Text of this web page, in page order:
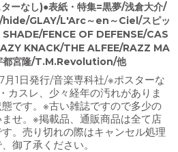
ーなし)●表紙・特集=黒夢/浅倉大介/
/hide/GLAY/L'Arc～en～Ciel/スピッ
FENCE OF DEFENSE/CAS
KNACK/THE ALFEE/RAZZ MA
都宮隆/T.M.Revolution/他
月1日発行/音楽専科社/※ポスターな
カスレ、少々経年の汚れがありま
です。※古い雑誌ですので多少の
せ。※掲載品、通販商品は全て店
。売り切れの際はキャンセル処理
御了承ください。